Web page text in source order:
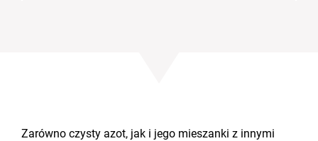
Zarówno czysty azot, jak i jego mieszanki z innymi